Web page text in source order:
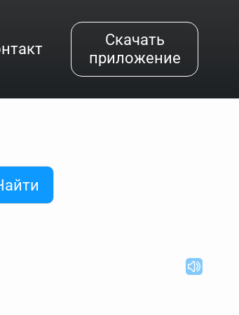
Скачать
приложение
их во всплывающем меню.
неизвестных букв —
поэт" и нажать "Найти", выведутся